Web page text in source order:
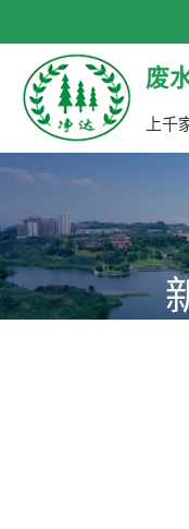
废
上
全国服务热线：